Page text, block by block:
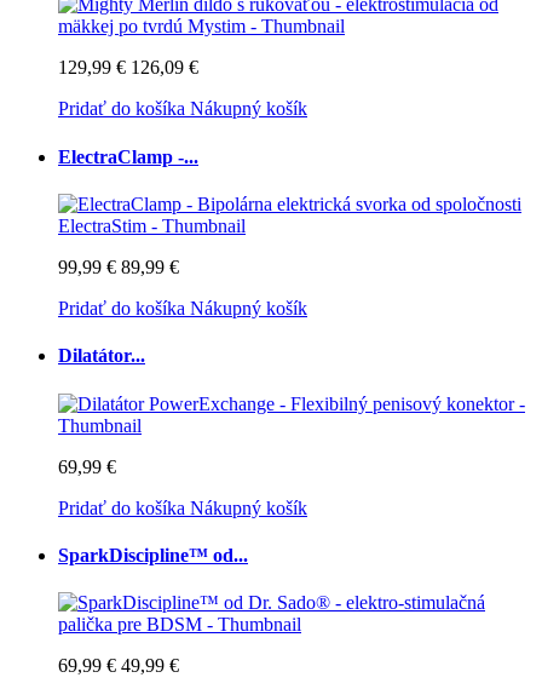
129,99 € 126,09 €
Pridať do košíka Nákupný košík
ElectraClamp -...
99,99 € 89,99 €
Pridať do košíka Nákupný košík
Dilatátor...
69,99 €
Pridať do košíka Nákupný košík
SparkDiscipline™ od...
69,99 € 49,99 €